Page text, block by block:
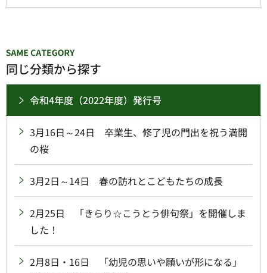
同じ分類から探す
令和4年度（2022年度）発行号
3月16日～24日 卒業生、修了児の門出を祝う満開
の桜
3月2日～14日 春の訪れとこどもたちの成長
2月25日 「きらり☆こうとう俳句祭」を開催しま
した！
2月8日・16日 「幼児の思いや願いが形になる」